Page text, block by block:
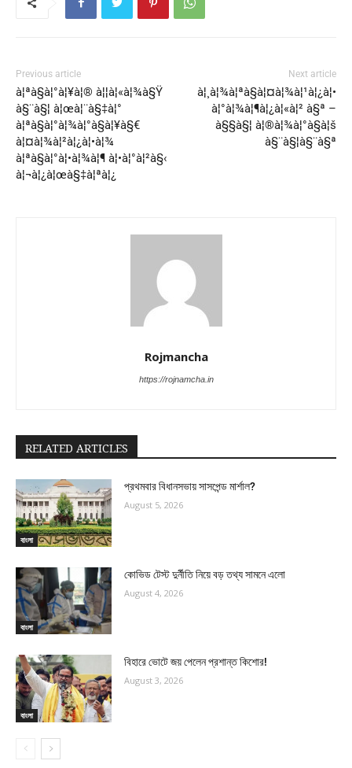
Previous article
à¦ªà§à¦°à¦¥à¦® à¦¦à¦«à¦¾à§Ÿ
à§¨à§¦ à¦œà¦¨à§‡à¦°
à¦ªà§à¦°à¦¾à¦°à§à¦¥à§€
à¦¤à¦¾à¦²à¦¿à¦•à¦¾
à¦ªà§à¦°à¦•à¦¾à¦¶ à¦•à¦°à¦²à§‹
à¦¬à¦¿à¦œà§‡à¦ªà¦¿
Next article
à¦¸à¦¾à¦ªà§à¦¤à¦¾à¦¹à¦¿à¦•
à¦°à¦¾à¦¶à¦¿à¦«à¦² à§ª –
à§§à§¦ à¦®à¦¾à¦°à§à¦š
à§¨à§¦à§¨à§ª
Rojmancha
https://rojnamcha.in
RELATED ARTICLES
বাংলা
প্রথমবার বিধানসভায় সাসপেন্ড মার্শাল?
August 5, 2026
বাংলা
কোভিড টেস্ট দুর্নীতি নিয়ে বড় তথ্য সামনে এলো
August 4, 2026
বাংলা
বিহারে ভোটে জয় পেলেন প্রশান্ত কিশোর!
August 3, 2026